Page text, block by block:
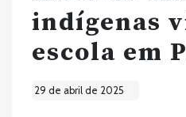
indígenas
escola em
29 de abril de 2025